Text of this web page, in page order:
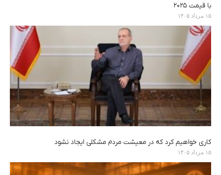
با قیمت ۲۰۲۵
۱۵ مرداد ۱۴۰۵
کاری خواهیم کرد که در معیشت مردم مشکلی ایجاد نشود
۱۵ مرداد ۱۴۰۵